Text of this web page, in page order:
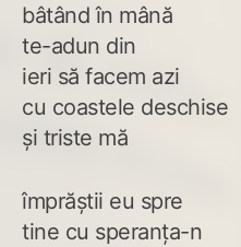
bâtând în mână
te-adun din
ieri să facem azi
cu coastele deschise
și triste mă
împrăștii eu spre
tine cu speranța-n